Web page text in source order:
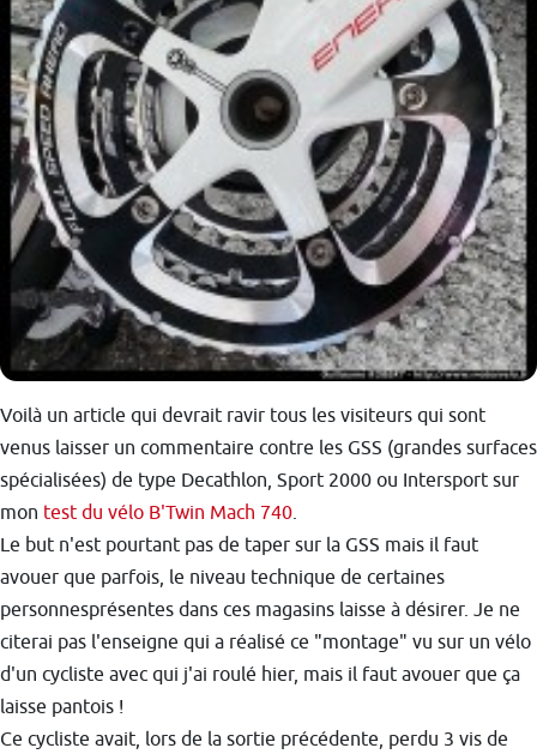
Voilà un article qui devrait ravir tous les visiteurs qui sont
venus laisser un commentaire contre les GSS (grandes surfaces
spécialisées) de type Decathlon, Sport 2000 ou Intersport sur
mon test du vélo B'Twin Mach 740.
Le but n'est pourtant pas de taper sur la GSS mais il faut
avouer que parfois, le niveau technique de certaines
personnesprésentes dans ces magasins laisse à désirer. Je ne
citerai pas l'enseigne qui a réalisé ce "montage" vu sur un vélo
d'un cycliste avec qui j'ai roulé hier, mais il faut avouer que ça
laisse pantois !
Ce cycliste avait, lors de la sortie précédente, perdu 3 vis de